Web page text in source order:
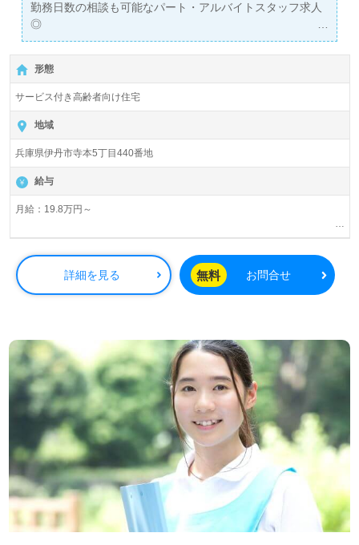
勤務日数の相談も可能なパート・アルバイトスタッフ求人
◎
時給も高めなので稼ぎたい方にもおすすめ♪
形態
サービス付き高齢者向け住宅
地域
兵庫県伊丹市寺本5丁目440番地
給与
月給：19.8万円～
時給1116円～1180円
詳細を見る 無料 お問合せ